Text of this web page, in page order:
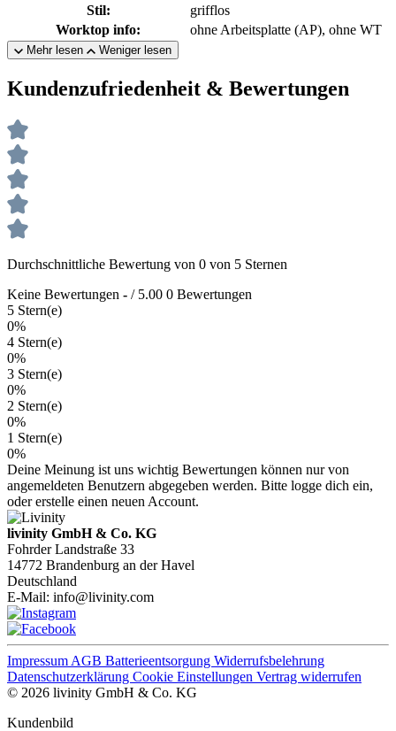
Stil:
grifflos
Worktop info:
ohne Arbeitsplatte (AP), ohne WT
Mehr lesen Weniger lesen
Kundenzufriedenheit & Bewertungen
Durchschnittliche Bewertung von 0 von 5 Sternen
Keine Bewertungen - / 5.00 0 Bewertungen
5 Stern(e)
0%
4 Stern(e)
0%
3 Stern(e)
0%
2 Stern(e)
0%
1 Stern(e)
0%
Deine Meinung ist uns wichtig Bewertungen können nur von
angemeldeten Benutzern abgegeben werden. Bitte logge dich ein,
oder erstelle einen neuen Account.
livinity GmbH & Co. KG
Fohrder Landstraße 33
14772 Brandenburg an der Havel
Deutschland
E-Mail: info@livinity.com
Impressum AGB Batterieentsorgung Widerrufsbelehrung
Datenschutzerklärung Cookie Einstellungen Vertrag widerrufen
© 2026 livinity GmbH & Co. KG
Kundenbild